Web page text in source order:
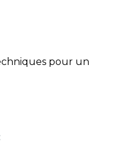
pour un